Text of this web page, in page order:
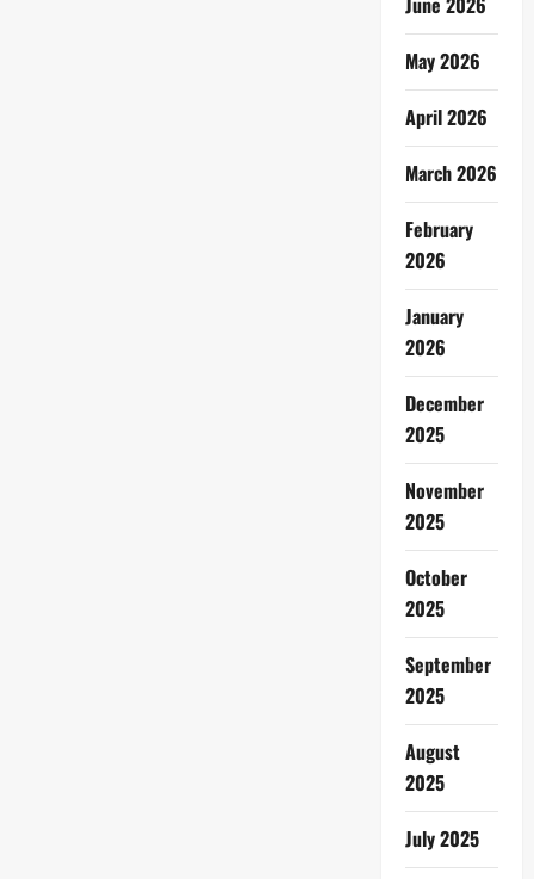
May 2026
April 2026
March 2026
February
2026
January
2026
December
2025
November
2025
October
2025
September
2025
August
2025
July 2025